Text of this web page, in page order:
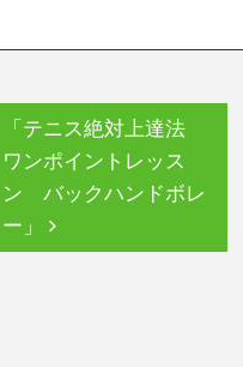
「テニス絶対上達法
ワンポイントレッス
ン バックハンドボレ
ー」